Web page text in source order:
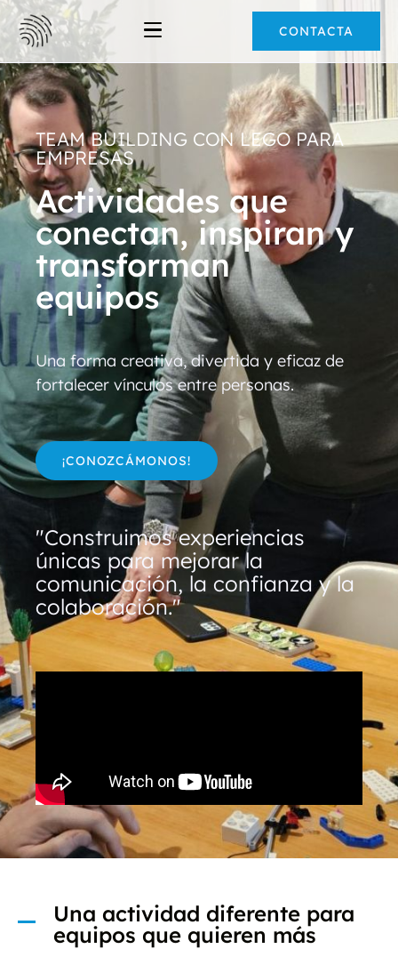
CONTACTA
TEAM BUILDING CON LEGO PARA
EMPRESAS
Actividades que
conectan, inspiran y
transforman
equipos
Una forma creativa, divertida y eficaz de
fortalecer vínculos entre personas.
¡CONOZCÁMONOS!
"Construimos experiencias
únicas para mejorar la
comunicación, la confianza y la
colaboración."
Una actividad diferente para
equipos que quieren más